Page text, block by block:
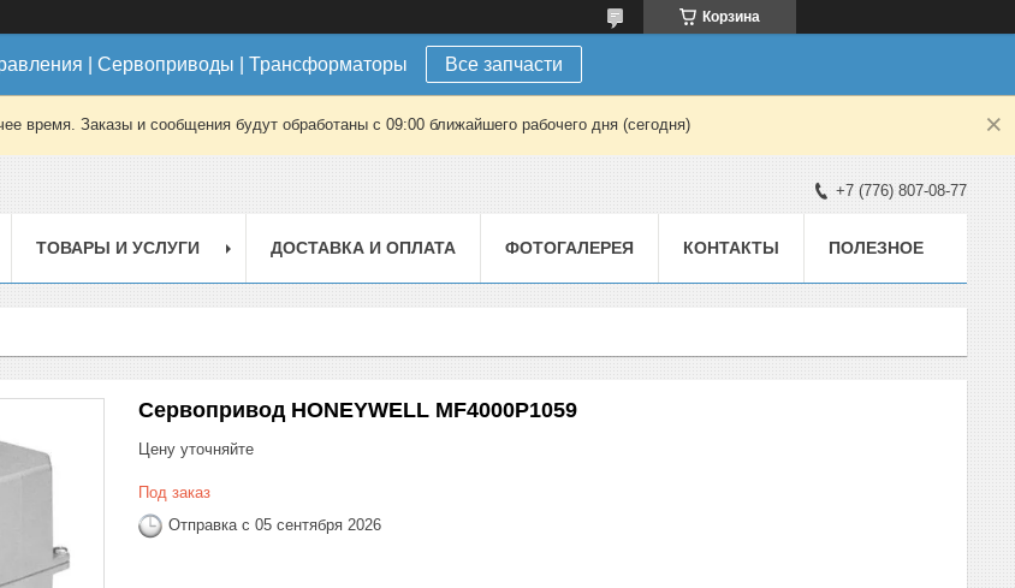
Корзина
| Сервоприводы | Трансформаторы Все запчасти
время. Заказы и сообщения будут обработаны с 09:00 ближайшего рабочего дня (сегодня)
+7 (776) 807-08-77
ТОВАРЫ И УСЛУГИ ДОСТАВКА И ОПЛАТА ФОТОГАЛЕРЕЯ КОНТАКТЫ ПОЛЕЗНОЕ
Cервопривод HONEYWELL MF4000P1059
Цену уточняйте
Под заказ
Отправка с 05 сентября 2026